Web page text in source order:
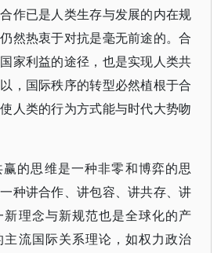
作已是人类生存与发展的内在规
然热衷于对抗是毫无前途的。合
家利益的途径，也是实现人类共
，国际秩序的转型必然植根于合
人类的行为方式能与时代大势吻
的思维是一种非零和博弈的思
种讲合作、讲包容、讲共存、讲
理念与新规范也是全球化的产
流国际关系理论，如权力政治